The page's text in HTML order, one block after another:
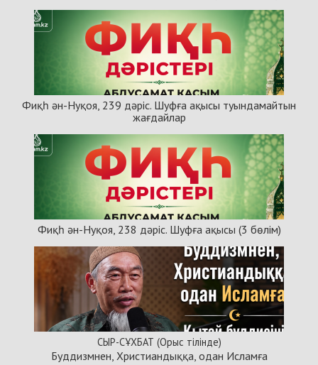
Фиқһ ән-Нуқоя, 239 дәріс. Шуфға ақысы туындамайтын
жағдайлар
Фиқһ ән-Нуқоя, 238 дәріс. Шуфға ақысы (3 бөлім)
СЫР-СҰХБАТ (Орыс тілінде)
Буддизмнен, Христиандыққа, одан Исламға